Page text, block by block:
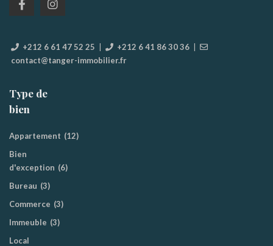
+212 6 61 47 52 25 +212 6 41 86 30 36
contact@tanger-immobilier.fr
Type de
bien
Appartement (12)
Bien
d'exception (6)
Bureau (3)
Commerce (3)
Immeuble (3)
Local